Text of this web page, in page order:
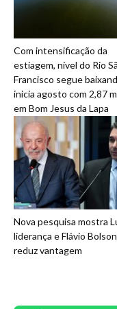
Com intensificação da
estiagem, nível do Rio
Francisco segue
inicia agosto com 2,87
em Bom Jesus da Lapa
Nova pesquisa mostra
liderança e Flávio
reduz vantagem